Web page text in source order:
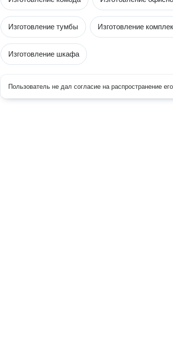
Изготовление тумбы Изготовление
Изготовление шкафа
Пользователь не дал согласие на распространение